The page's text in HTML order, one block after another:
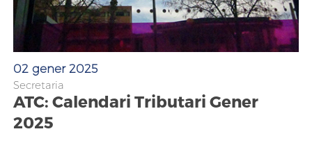
02 gener 2025
Secretaria
ATC: Calendari Tributari Gener
2025